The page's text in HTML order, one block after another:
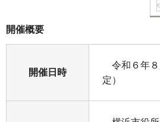
開催概要
開催日時
令和６年８
定）